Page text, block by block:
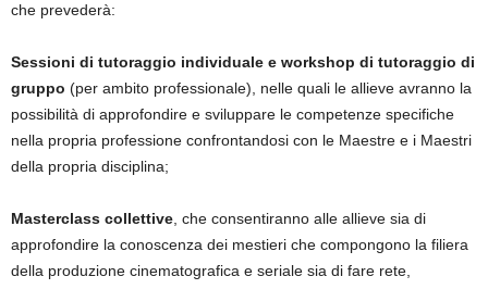
che prevederà:
Sessioni di tutoraggio individuale e workshop di tutoraggio di
gruppo (per ambito professionale), nelle quali le allieve avranno la
possibilità di approfondire e sviluppare le competenze specifiche
nella propria professione confrontandosi con le Maestre e i Maestri
della propria disciplina;
Masterclass collettive , che consentiranno alle allieve sia di
approfondire la conoscenza dei mestieri che compongono la filiera
della produzione cinematografica e seriale sia di fare rete,